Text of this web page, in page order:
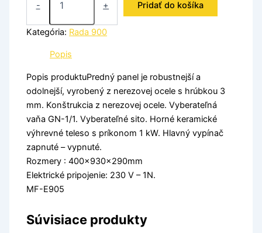
- + Pridať do košíka
Kategória: Rada 900
Popis
Popis produktuPredný panel je robustnejší a
odolnejší, vyrobený z nerezovej ocele s hrúbkou 3
mm. Konštrukcia z nerezovej ocele. Vyberateľná
vaňa GN-1/1. Vyberateľné sito. Horné keramické
výhrevné teleso s príkonom 1 kW. Hlavný vypínač
zapnuté – vypnuté.
Rozmery : 400x930x290mm
Elektrické pripojenie: 230 V – 1N.
MF-E905
Súvisiace produkty